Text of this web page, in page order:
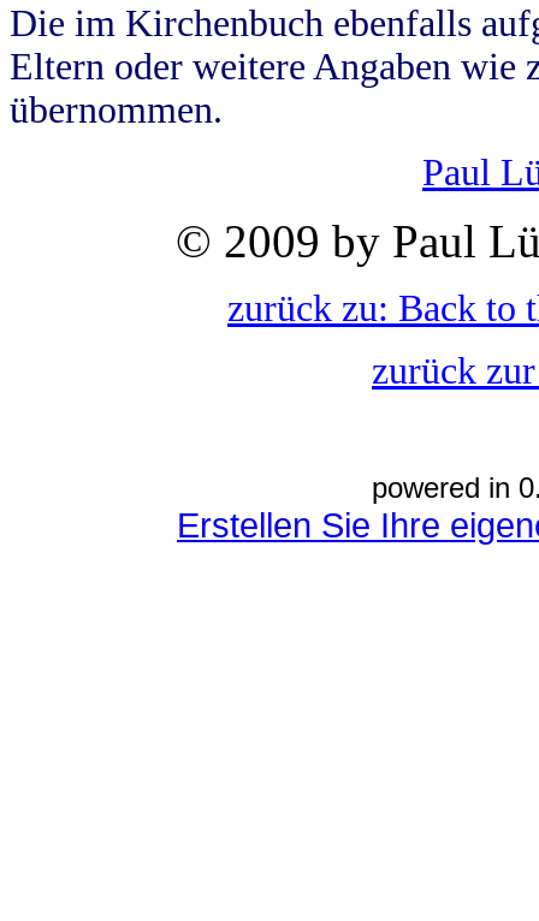
Die im Kirchenbuch ebenfalls
Eltern oder weitere Angaben wie
übernommen.
Paul
© 2009 by Paul
zurück zu: Back to
zurück
powered in
Erstellen Sie Ihre